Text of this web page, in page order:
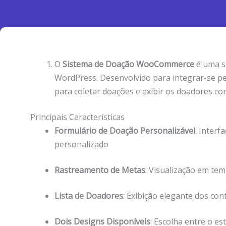
O Sistema de Doação WooCommerceé uma
WordPress. Desenvolvido para integrar-se
para coletar doações e exibir os doadores
Principais Características
Formulário de Doação Personalizável:
personalizado
Rastreamento de Metas: Visualização em
Lista de Doadores: Exibição elegante dos
Dois Designs Disponíveis: Escolha entre o